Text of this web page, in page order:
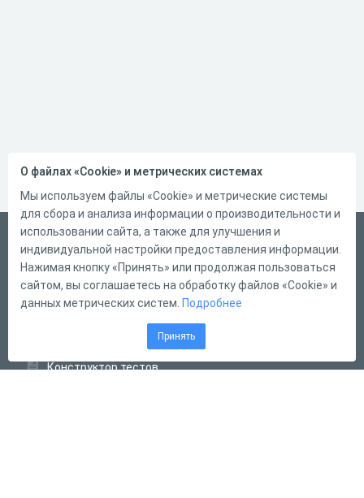
Русский
Справка
Форма обратной связи
Конструктор тестов
О файлах «Cookie» и метрических системах
Мы используем файлы «Cookie» и метрические системы
для сбора и анализа информации о производительности и
использовании сайта, а также для улучшения и
индивидуальной настройки предоставления информации.
Нажимая кнопку «Принять» или продолжая пользоваться
сайтом, вы соглашаетесь на обработку файлов «Cookie» и
данных метрических систем. Подробнее
Принять